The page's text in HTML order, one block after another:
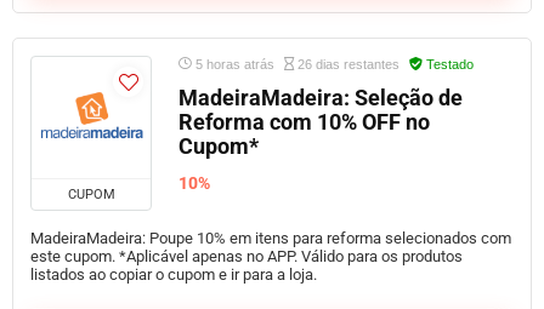
CUPOM
5 horas atrás 26 dias restantes Testado
MadeiraMadeira: Seleção de
Reforma com 10% OFF no
Cupom*
10%
MadeiraMadeira: Poupe 10% em itens para reforma selecionados com
este cupom. *Aplicável apenas no APP. Válido para os produtos
listados ao copiar o cupom e ir para a loja.